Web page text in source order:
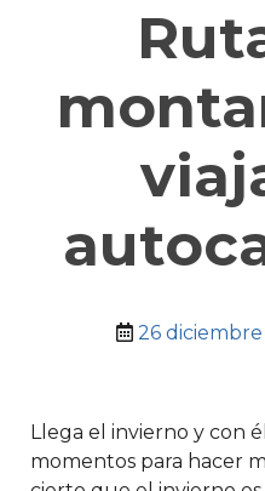
26
Llega el invierno y con
momentos para hacer